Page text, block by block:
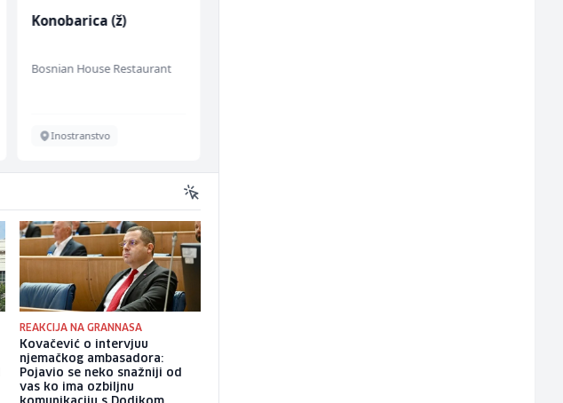
Konobarica (ž)
Bosnian House Restaurant
Inostranstvo
REAKCIJA NA GRANNASA
Kovačević o intervjuu
njemačkog ambasadora:
Pojavio se neko snažniji od
vas ko ima ozbiljnu